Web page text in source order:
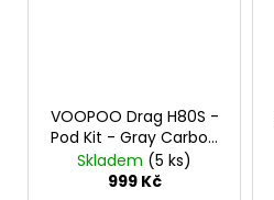
VOOPOO Drag H80S -
Pod Kit - Gray Carbon
Fiber
Skladem (5 ks)
999 Kč